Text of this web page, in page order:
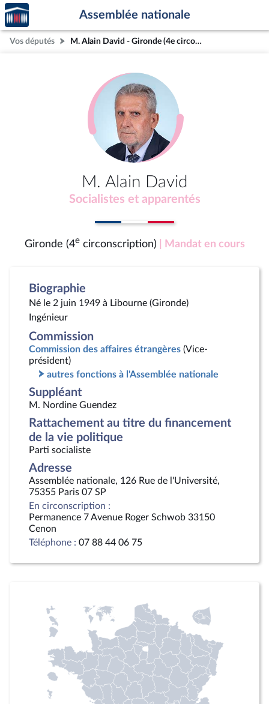
Aller au contenu
Aller en bas de la page
Accèder
à la
page
d'accueil
Assemblée nationale
Vos députés M. Alain David - Gironde (4e circonscription)
M. Alain David
Socialistes et apparentés
Gironde (4ecirconscription) | Mandat en cours
Biographie
Né le 2 juin 1949 à Libourne (Gironde)
Ingénieur
Commission
Commission des affaires étrangères (Vice-
président)
autres fonctions à l'Assemblée nationale
Suppléant
M. Nordine Guendez
Rattachement au titre du financement
de la vie politique
Parti socialiste
Adresse
Assemblée nationale, 126 Rue de l'Université,
75355 Paris 07 SP
En circonscription :
Permanence 7 Avenue Roger Schwob 33150
Cenon
Téléphone : 07 88 44 06 75